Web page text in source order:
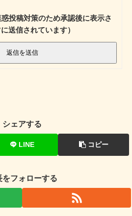
投稿対策のため承認後に表示さ
送信されています）
返信を送信
シェアする
LINE コピー
をフォローする